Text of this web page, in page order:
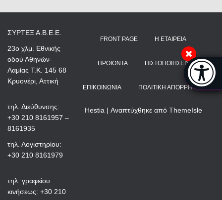
Μπάρα
ΣΥΡΤΕΞ Α.Β.Ε.Ε.
23ο χλμ. Εθνικής
οδού Αθηνών-
Λαμίας Τ.Κ. 145 68
Κρυονέρι, Αττική
τηλ. Διεύθυνσης:
+30 210 8161957 –
8161935
τηλ. Λογιστηρίου:
+30 210 8161979
τηλ. γραφείου
κινήσεως: +30 210
FRONT PAGE Η ΕΤΑΙΡΕΊΑ
ΠΡΟΪΌΝΤΑ ΠΙΣΤΟΠΟΙΉΣΕΙΣ
ΕΠΙΚΟΙΝΩΝΊΑ ΠΟΛΙΤΙΚΉ ΑΠΟΡΡΉΤΟΥ
Hestia | Αναπτύχθηκε από ThemeIsle